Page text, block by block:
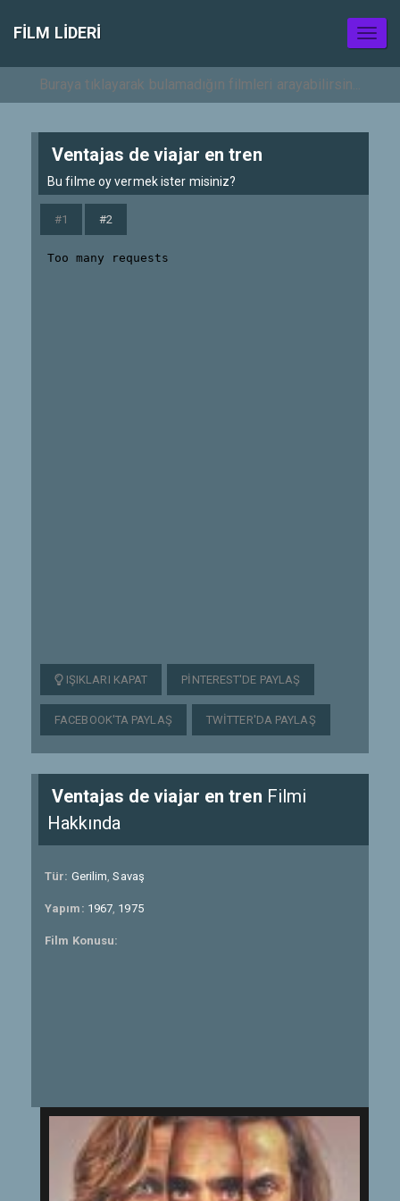
FILM LIDERI
Ventajas de viajar en tren
Bu filme oy vermek ister misiniz?
#1 #2
IŞIKLARI KAPAT PINTEREST'DE PAYLAŞ
FACEBOOK'TA PAYLAŞ TWITTER'DA PAYLAŞ
Ventajas de viajar en tren Filmi
Hakkında
Tür: Gerilim,Savaş
Yapım: 1967, 1975
Film Konusu: